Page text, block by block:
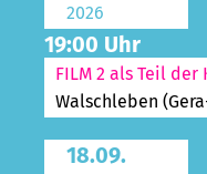
2026
19:00 Uhr
FILM 2 als Teil der
Walschleben
18.09.